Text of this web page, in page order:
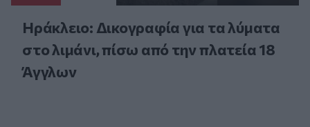
Ηράκλειο: Δικογραφία για τα λύματα
στο λιμάνι, πίσω από την πλατεία 18
Άγγλων